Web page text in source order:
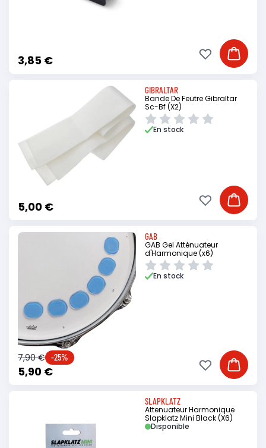
3,85 € Ajouter
Ajouter à ma
GIBRALTAR
Bande De Feutre Gibraltar
Sc-Bf (X2)
5,00 €
En stock
Ajouter
Ajouter à ma
GAB
GAB Gel Atténuateur
d'Harmonique (x6)
5,90 €
7,90 € -25%
En stock
Ajouter
Ajouter à ma
SLAPKLATZ
Attenuateur Harmonique
Slapklatz Mini Black (X6)
Disponible